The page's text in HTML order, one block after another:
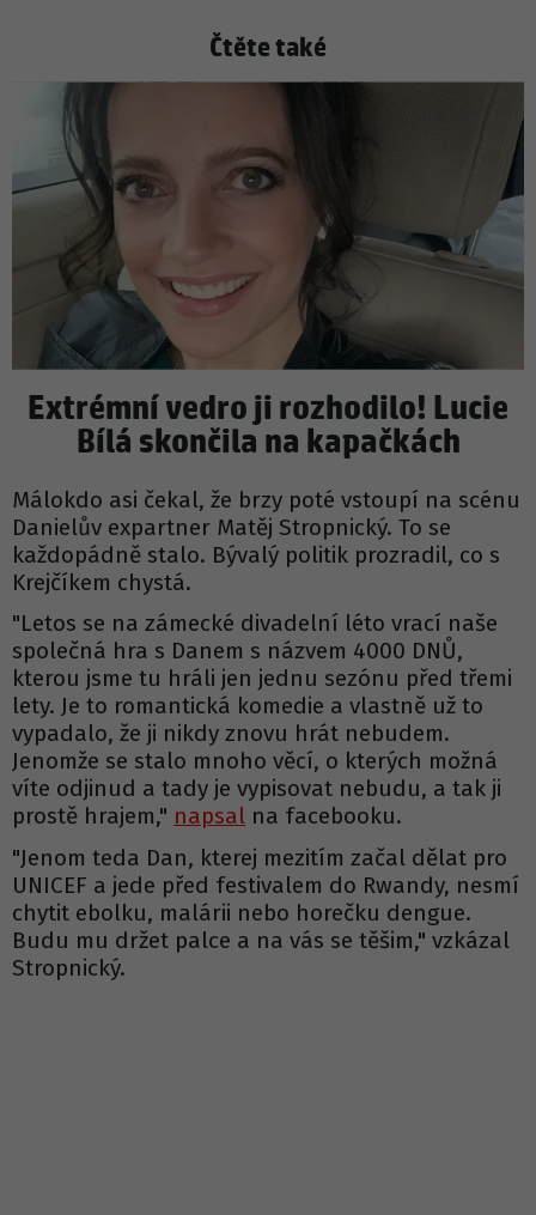
Čtěte také
Extrémní vedro ji rozhodilo! Lucie
Bílá skončila na kapačkách
Málokdo asi čekal, že brzy poté vstoupí na scénu
Danielův expartner Matěj Stropnický. To se
každopádně stalo. Bývalý politik prozradil, co s
Krejčíkem chystá.
"Letos se na zámecké divadelní léto vrací naše
společná hra s Danem s názvem 4000 DNŮ,
kterou jsme tu hráli jen jednu sezónu před třemi
lety. Je to romantická komedie a vlastně už to
vypadalo, že ji nikdy znovu hrát nebudem.
Jenomže se stalo mnoho věcí, o kterých možná
víte odjinud a tady je vypisovat nebudu, a tak ji
prostě hrajem," napsal na facebooku.
"Jenom teda Dan, kterej mezitím začal dělat pro
UNICEF a jede před festivalem do Rwandy, nesmí
chytit ebolku, malárii nebo horečku dengue.
Budu mu držet palce a na vás se těšim," vzkázal
Stropnický.